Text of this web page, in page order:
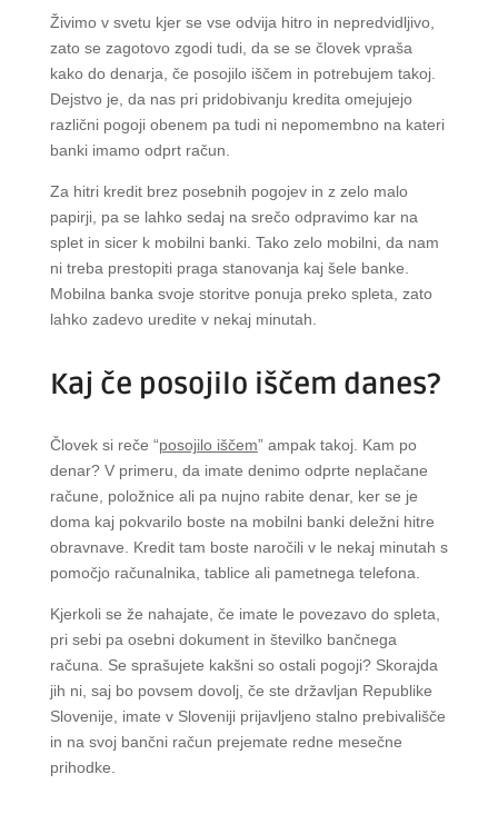
Živimo v svetu kjer se vse odvija hitro in nepredvidljivo,
zato se zagotovo zgodi tudi, da se se človek vpraša
kako do denarja, če posojilo iščem in potrebujem takoj.
Dejstvo je, da nas pri pridobivanju kredita omejujejo
različni pogoji obenem pa tudi ni nepomembno na kateri
banki imamo odprt račun.
Za hitri kredit brez posebnih pogojev in z zelo malo
papirji, pa se lahko sedaj na srečo odpravimo kar na
splet in sicer k mobilni banki. Tako zelo mobilni, da nam
ni treba prestopiti praga stanovanja kaj šele banke.
Mobilna banka svoje storitve ponuja preko spleta, zato
lahko zadevo uredite v nekaj minutah.
Kaj če posojilo iščem danes?
Človek si reče “posojilo iščem” ampak takoj. Kam po
denar? V primeru, da imate denimo odprte neplačane
račune, položnice ali pa nujno rabite denar, ker se je
doma kaj pokvarilo boste na mobilni banki deležni hitre
obravnave. Kredit tam boste naročili v le nekaj minutah s
pomočjo računalnika, tablice ali pametnega telefona.
Kjerkoli se že nahajate, če imate le povezavo do spleta,
pri sebi pa osebni dokument in številko bančnega
računa. Se sprašujete kakšni so ostali pogoji? Skorajda
jih ni, saj bo povsem dovolj, če ste državljan Republike
Slovenije, imate v Sloveniji prijavljeno stalno prebivališče
in na svoj bančni račun prejemate redne mesečne
prihodke.